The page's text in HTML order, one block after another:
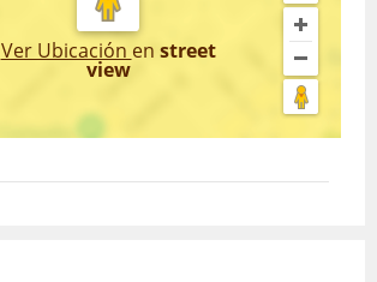
Ver Ubicación en street
view